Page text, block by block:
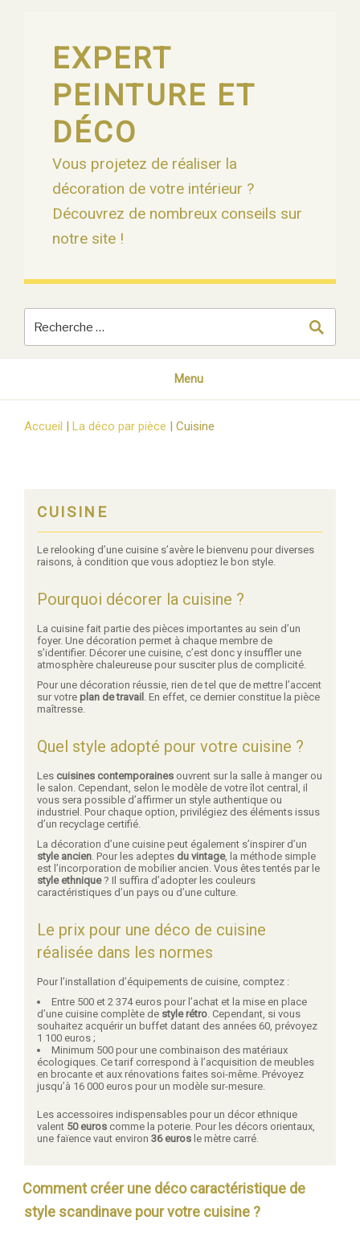
EXPERT
PEINTURE ET
DÉCO
Vous projetez de réaliser la
décoration de votre intérieur ?
Découvrez de nombreux conseils sur
notre site !
Menu
Accueil | La déco par pièce | Cuisine
CUISINE
Le relooking d’une cuisine s’avère le bienvenu pour diverses
raisons, à condition que vous adoptiez le bon style.
Pourquoi décorer la cuisine ?
La cuisine fait partie des pièces importantes au sein d’un
foyer. Une décoration permet à chaque membre de
s’identifier. Décorer une cuisine, c’est donc y insuffler une
atmosphère chaleureuse pour susciter plus de complicité.
Pour une décoration réussie, rien de tel que de mettre l’accent
sur votre plan de travail . En effet, ce dernier constitue la pièce
maîtresse.
Quel style adopté pour votre cuisine ?
Les cuisines contemporaines ouvrent sur la salle à manger ou
le salon. Cependant, selon le modèle de votre îlot central, il
vous sera possible d’affirmer un style authentique ou
industriel. Pour chaque option, privilégiez des éléments issus
d’un recyclage certifié.
La décoration d’une cuisine peut également s’inspirer d’un
style ancien. Pour les adeptes du vintage, la méthode simple
est l’incorporation de mobilier ancien. Vous êtes tentés par le
style ethnique? Il suffira d’adopter les couleurs
caractéristiques d’un pays ou d’une culture.
Le prix pour une déco de cuisine
réalisée dans les normes
Pour l’installation d’équipements de cuisine, comptez :
Entre 500 et 2 374 euros pour l’achat et la mise en place
d’une cuisine complète de style rétro. Cependant, si vous
souhaitez acquérir un buffet datant des années 60, prévoyez
1 100 euros ;
Minimum 500 pour une combinaison des matériaux
écologiques. Ce tarif correspond à l’acquisition de meubles
en brocante et aux rénovations faites soi-même. Prévoyez
jusqu’à 16 000 euros pour un modèle sur-mesure.
Les accessoires indispensables pour un décor ethnique
valent 50 euros comme la poterie. Pour les décors orientaux,
une faïence vaut environ 36 euros le mètre carré.
Comment créer une déco caractéristique de
style scandinave pour votre cuisine ?